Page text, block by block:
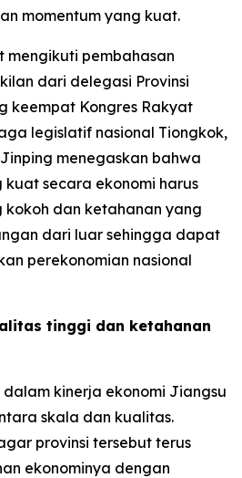
momentum yang kuat.
mengikuti pembahasan
dari delegasi Provinsi
keempat Kongres Rakyat
legislatif nasional Tiongkok,
menegaskan bahwa
kuat secara ekonomi harus
kokoh dan ketahanan yang
dari luar sehingga dapat
perekonomian nasional
tinggi dan ketahanan
kinerja ekonomi Jiangsu
skala dan kualitas.
provinsi tersebut terus
ekonominya dengan